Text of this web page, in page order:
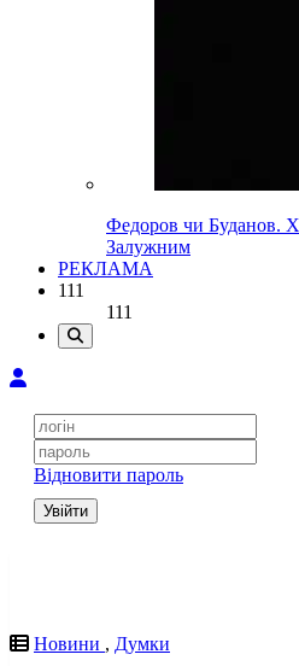
Федоров чи Буданов.
Залужним
РЕКЛАМА
111
111
Відновити пароль
Увійти
Новини , Думки